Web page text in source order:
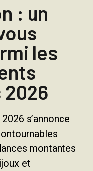
: un
les
s’annonce
montantes
et